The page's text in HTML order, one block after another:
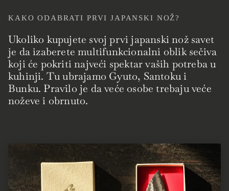
KAKO ODABRATI PRVI JAPANSKI NOŽ?
Ukoliko kupujete svoj prvi japanski nož savet
je da izaberete multifunkcionalni oblik sečiva
koji će pokriti najveći spektar vaših potreba u
kuhinji. Tu ubrajamo Gyuto, Santoku i
Bunku. Pravilo je da veće osobe trebaju veće
noževe i obrnuto.